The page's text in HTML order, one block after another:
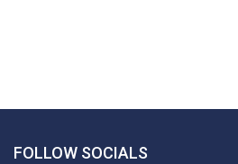
FOLLOW SOCIALS